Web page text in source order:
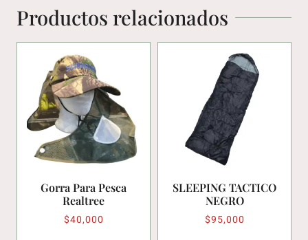
Productos relacionados
Gorra Para Pesca
Realtree
$40,000
SLEEPING TACTICO
NEGRO
$95,000